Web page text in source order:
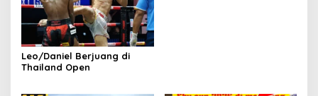
Leo/Daniel Berjuang di
Thailand Open